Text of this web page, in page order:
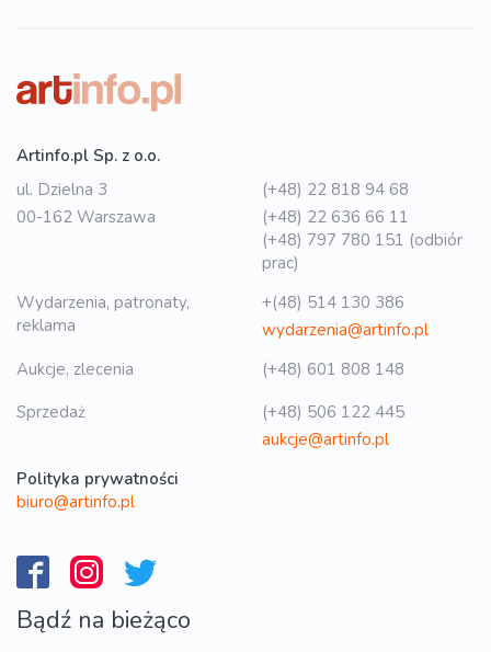
Artinfo.pl Sp. z o.o.
ul. Dzielna 3
00-162 Warszawa
(+48) 22 818 94 68
(+48) 22 636 66 11
(+48) 797 780 151 (odbiór
prac)
Wydarzenia, patronaty,
reklama
+(48) 514 130 386
wydarzenia@artinfo.pl
Aukcje, zlecenia
(+48) 601 808 148
Sprzedaż
(+48) 506 122 445
aukcje@artinfo.pl
Polityka prywatności
biuro@artinfo.pl
Bądź na bieżąco